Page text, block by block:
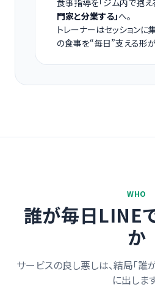
食事指導を「ジム内で抱え
門家と分業する」へ。
トレーナーはセッションに
の食事を“毎日”支える形が
WHO
誰が毎日LINE
か
サービスの良し悪しは、結局「誰
に出しま